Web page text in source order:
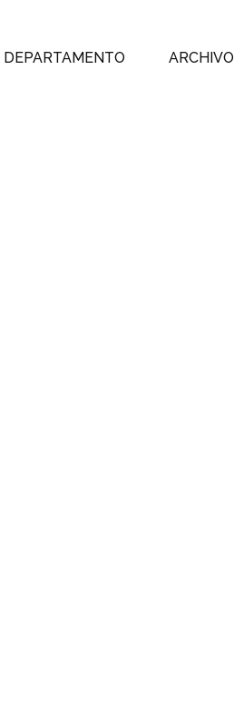
DEPARTAMENTO ARCHIVO